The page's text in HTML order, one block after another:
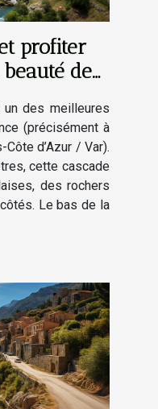
profiter
de
des meilleures
(précisément à
d’Azur / Var).
cette cascade
des rochers
Le bas de la